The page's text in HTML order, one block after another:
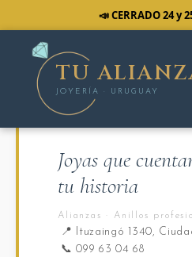
📣 CERRADO 24 y
TU
JOYERÍA · URUGUAY
Joyas que
tu historia
Alianzas · Anillos
📍 Ituzaingó 1340,
📞 099 63 04 68